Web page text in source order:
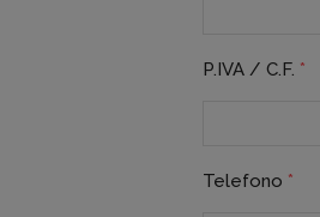
P.IVA / C.F. *
Telefono *